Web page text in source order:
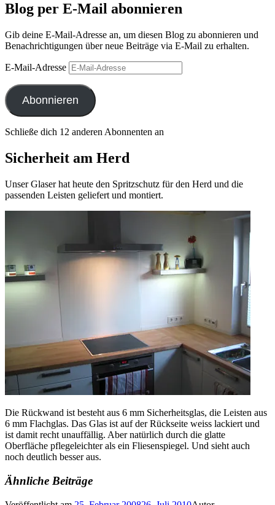
Blog per E-Mail abonnieren
Gib deine E-Mail-Adresse an, um diesen Blog zu abonnieren und
Benachrichtigungen über neue Beiträge via E-Mail zu erhalten.
E-Mail-Adresse
Abonnieren
Schließe dich 12 anderen Abonnenten an
Sicherheit am Herd
Unser Glaser hat heute den Spritzschutz für den Herd und die
passenden Leisten geliefert und montiert.
Die Rückwand ist besteht aus 6 mm Sicherheitsglas, die Leisten aus
6 mm Flachglas. Das Glas ist auf der Rückseite weiss lackiert und
ist damit recht unauffällig. Aber natürlich durch die glatte
Oberfläche pflegeleichter als ein Fliesenspiegel. Und sieht auch
noch deutlich besser aus.
Ähnliche Beiträge